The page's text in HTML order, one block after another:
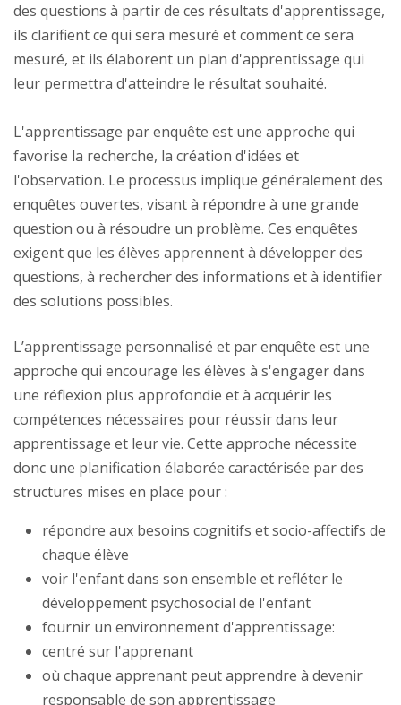
des questions à partir de ces résultats d'apprentissage,
ils clarifient ce qui sera mesuré et comment ce sera
mesuré, et ils élaborent un plan d'apprentissage qui
leur permettra d'atteindre le résultat souhaité.
L'apprentissage par enquête est une approche qui
favorise la recherche, la création d'idées et
l'observation. Le processus implique généralement des
enquêtes ouvertes, visant à répondre à une grande
question ou à résoudre un problème. Ces enquêtes
exigent que les élèves apprennent à développer des
questions, à rechercher des informations et à identifier
des solutions possibles.
L’apprentissage personnalisé et par enquête est une
approche qui encourage les élèves à s'engager dans
une réflexion plus approfondie et à acquérir les
compétences nécessaires pour réussir dans leur
apprentissage et leur vie. Cette approche nécessite
donc une planification élaborée caractérisée par des
structures mises en place pour :
répondre aux besoins cognitifs et socio-affectifs de
chaque élève
voir l'enfant dans son ensemble et refléter le
développement psychosocial de l'enfant
fournir un environnement d'apprentissage:
centré sur l'apprenant
où chaque apprenant peut apprendre à devenir
responsable de son apprentissage